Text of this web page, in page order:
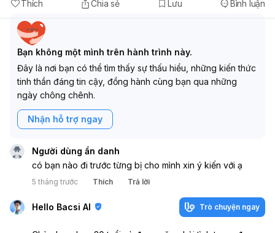
Thích Chia sẻ Lưu Bình luận
Bạn không một mình trên hành trình này.
Đây là nơi bạn có thể tìm thấy sự thấu hiểu, những kiến thức
tinh thần đáng tin cậy, đồng hành cùng bạn qua những
ngày chông chênh.
Nhận hỗ trợ ngay
Người dùng ẩn danh
có bạn nào đi trước từng bị cho mình xin ý kiến với ạ
5 tháng trước Thích Trả lời
Hello Bacsi AI Trò chuyện ngay